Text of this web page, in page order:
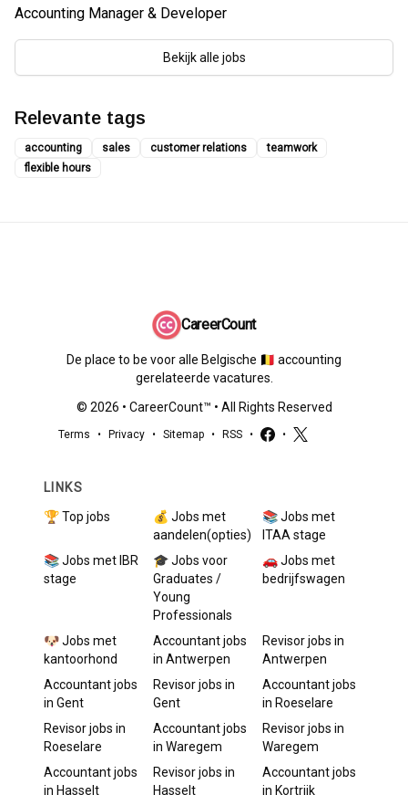
Accounting Manager & Developer
Bekijk alle jobs
Relevante tags
accounting sales customer relations
teamwork
flexible hours
CareerCount
De place to be voor alle Belgische 🇧🇪 accounting
gerelateerde vacatures.
© 2026 • CareerCount™ • All Rights Reserved
Terms • Privacy • Sitemap • RSS • •
LINKS
🏆 Top jobs
💰 Jobs met
aandelen(opties)
📚 Jobs met
ITAA stage
📚 Jobs met IBR
stage
🎓 Jobs voor
Graduates /
Young
Professionals
🚗 Jobs met
bedrijfswagen
🐶 Jobs met
kantoorhond
Accountantjobs
in Antwerpen
Revisorjobs in
Antwerpen
Accountantjobs
in Gent
Revisorjobs in
Gent
Accountantjobs
in Roeselare
Revisorjobs in
Roeselare
Accountantjobs
in Waregem
Revisorjobs in
Waregem
Accountantjobs
in Hasselt
Revisorjobs in
Hasselt
Accountantjobs
in Kortrijk